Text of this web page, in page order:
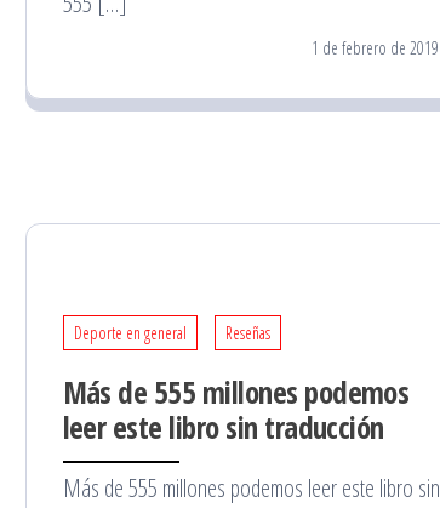
1 de febrero de 2019
Deporte en general Reseñas
Más de 555 millones podemos
leer este libro sin traducción
Más de 555 millones podemos leer este libro sin